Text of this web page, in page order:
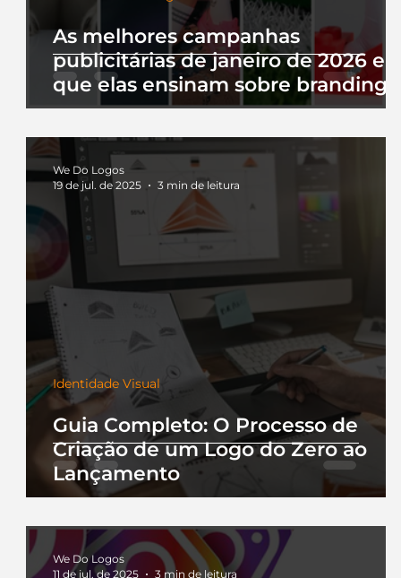
As melhores campanhas
publicitárias de janeiro de 2026 e
que elas ensinam sobre branding
Guia Completo: O Processo de
Criação de um Logo do Zero ao
Lançamento
Identidade Visual
We Do Logos
19 de jul. de 2025
3 min de leitura
We Do Logos
11 de jul. de 2025
3 min de leitura